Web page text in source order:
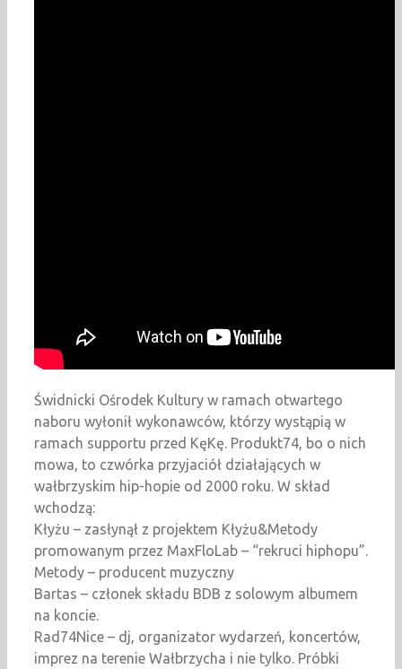
Świdnicki Ośrodek Kultury w ramach otwartego
naboru wyłonił wykonawców, którzy wystąpią w
ramach supportu przed KęKę. Produkt74, bo o nich
mowa, to czwórka przyjaciół działających w
wałbrzyskim hip-hopie od 2000 roku. W skład
wchodzą:
Kłyżu – zasłynął z projektem Kłyżu&Metody
promowanym przez MaxFloLab – “rekruci hiphopu”.
Metody – producent muzyczny
Bartas – członek składu BDB z solowym albumem
na koncie.
Rad74Nice – dj, organizator wydarzeń, koncertów,
imprez na terenie Wałbrzycha i nie tylko. Próbki